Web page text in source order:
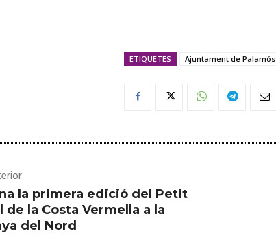
ETIQUETES Ajuntament de Palamós
la primera edició del Petit
de la Costa Vermella a la
del Nord